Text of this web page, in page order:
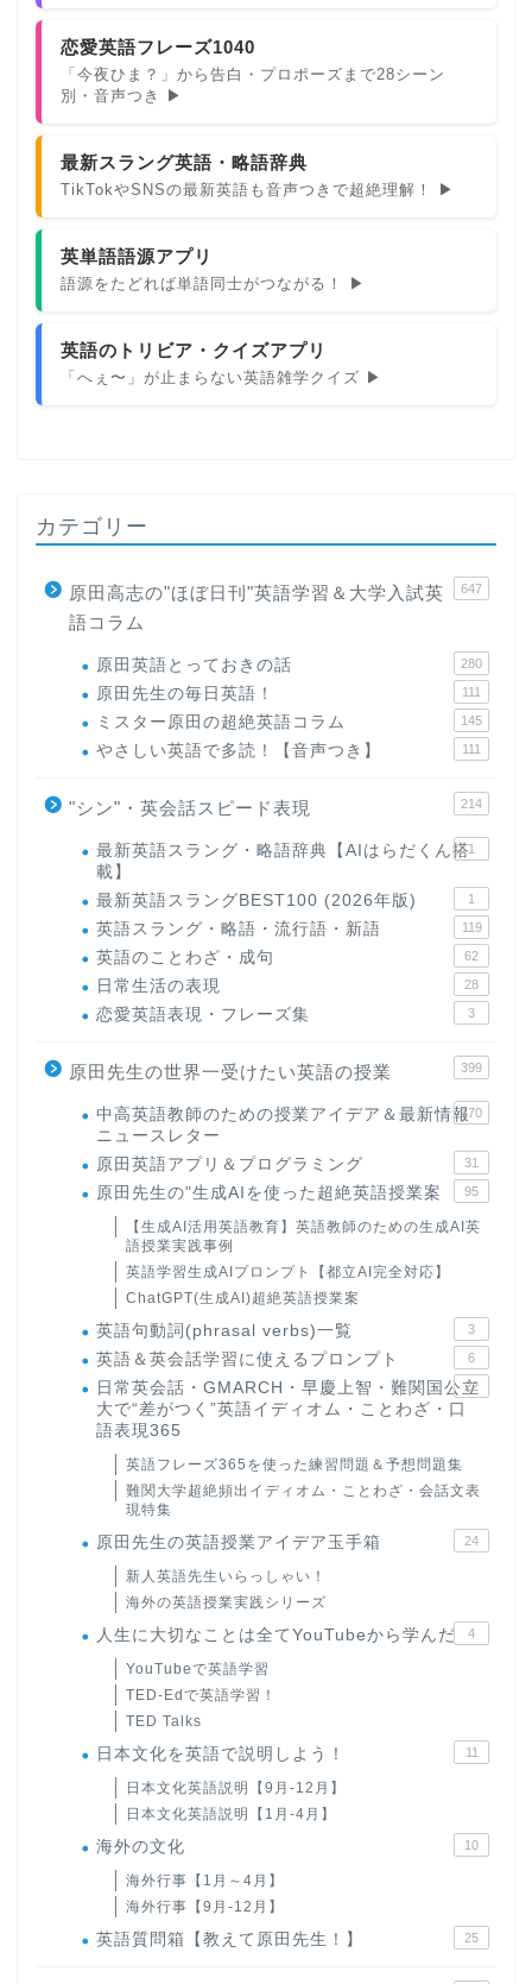
恋愛英語フレーズ1040
「今夜ひま？」から告白・プロポーズまで28シーン
別・音声つき ▶
最新スラング英語・略語辞典
TikTokやSNSの最新英語も音声つきで超絶理解！ ▶
英単語語源アプリ
語源をたどれば単語同士がつながる！ ▶
英語のトリビア・クイズアプリ
「へぇ〜」が止まらない英語雑学クイズ ▶
カテゴリー
原田高志の"ほぼ日刊"英語学習＆大学入試英
語コラム
647
原田英語とっておきの話 280
原田先生の毎日英語！ 111
ミスター原田の超絶英語コラム 145
やさしい英語で多読！【音声つき】 111
"シン"・英会話スピード表現 214
最新英語スラング・略語辞典【AIはらだくん搭
載】
1
最新英語スラングBEST100 (2026年版) 1
英語スラング・略語・流行語・新語 119
英語のことわざ・成句 62
日常生活の表現 28
恋愛英語表現・フレーズ集 3
原田先生の世界一受けたい英語の授業 399
中高英語教師のための授業アイデア＆最新情報
ニュースレター
170
原田英語アプリ＆プログラミング 31
原田先生の"生成AIを使った超絶英語授業案 95
【生成AI活用英語教育】英語教師のための生成AI英
語授業実践事例
英語学習生成AIプロンプト【都立AI完全対応】
ChatGPT(生成AI)超絶英語授業案
英語句動詞(phrasal verbs)一覧 3
英語＆英会話学習に使えるプロンプト 6
日常英会話・GMARCH・早慶上智・難関国公立
大で“差がつく”英語イディオム・ことわざ・口
語表現365
22
英語フレーズ365を使った練習問題＆予想問題集
難関大学超絶頻出イディオム・ことわざ・会話文表
現特集
原田先生の英語授業アイデア玉手箱 24
新人英語先生いらっしゃい！
海外の英語授業実践シリーズ
人生に大切なことは全てYouTubeから学んだ 4
YouTubeで英語学習
TED-Edで英語学習！
TED Talks
日本文化を英語で説明しよう！ 11
日本文化英語説明【9月-12月】
日本文化英語説明【1月-4月】
海外の文化 10
海外行事【1月～4月】
海外行事【9月-12月】
英語質問箱【教えて原田先生！】 25